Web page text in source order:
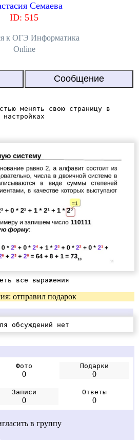
Семаева
ID: 515
к ОГЭ Информатика
Online
менять свою страницу в
настройках
все выражения
отправил подарок
обсуждений нет
Фото
0
Подарки
0
Записи
0
Ответы
0
в группу